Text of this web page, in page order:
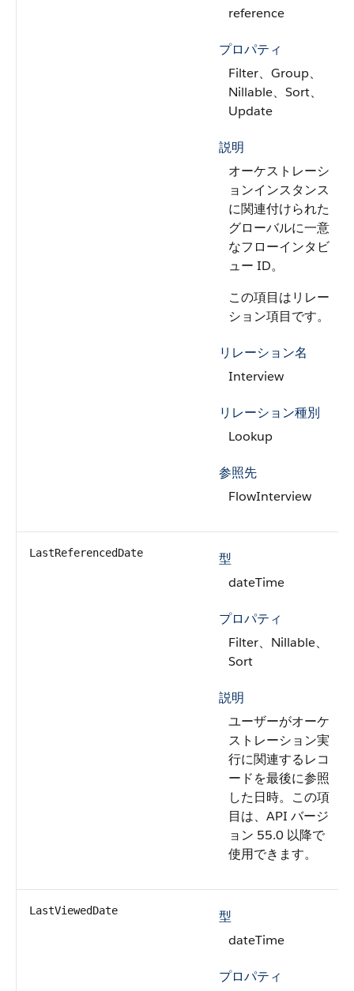
reference
プロパティ
Filter、Group、
Nillable、Sort、
Update
説明
オーケストレーシ
ョンインスタンス
に関連付けられた
グローバルに一意
なフローインタビ
ュー ID。
この項目はリレー
ション項目です。
リレーション名
Interview
リレーション種別
Lookup
参照先
FlowInterview
LastReferencedDate
型
dateTime
プロパティ
Filter、Nillable、
Sort
説明
ユーザーがオーケ
ストレーション実
行に関連するレコ
ードを最後に参照
した日時。この項
目は、API バージ
ョン 55.0 以降で
使用できます。
LastViewedDate
型
dateTime
プロパティ